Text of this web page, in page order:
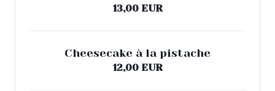
13,00 EUR
Cheesecake à la pistache
12,00 EUR